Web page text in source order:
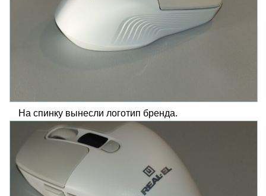
На спинку вынесли логотип бренда.